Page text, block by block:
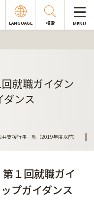
LANGUAGE 検索 MENU
就職ガイダン
ダンス
井支援行事一覧（2019年度以前）
第１回就職ガイ
プガイダンス